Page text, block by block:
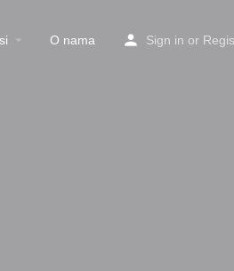
O nama Sign in or